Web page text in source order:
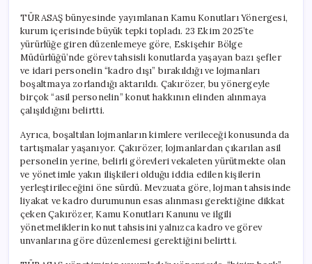
TÜRASAŞ bünyesinde yayımlanan Kamu Konutları Yönergesi,
kurum içerisinde büyük tepki topladı. 23 Ekim 2025’te
yürürlüğe giren düzenlemeye göre, Eskişehir Bölge
Müdürlüğü’nde görev tahsisli konutlarda yaşayan bazı şefler
ve idari personelin “kadro dışı” bırakıldığı ve lojmanları
boşaltmaya zorlandığı aktarıldı. Çakırözer, bu yönergeyle
birçok “asil personelin” konut hakkının elinden alınmaya
çalışıldığını belirtti.
Ayrıca, boşaltılan lojmanların kimlere verileceği konusunda da
tartışmalar yaşanıyor. Çakırözer, lojmanlardan çıkarılan asil
personelin yerine, belirli görevleri vekaleten yürütmekte olan
ve yönetimle yakın ilişkileri olduğu iddia edilen kişilerin
yerleştirileceğini öne sürdü. Mevzuata göre, lojman tahsisinde
liyakat ve kadro durumunun esas alınması gerektiğine dikkat
çeken Çakırözer, Kamu Konutları Kanunu ve ilgili
yönetmeliklerin konut tahsisini yalnızca kadro ve görev
unvanlarına göre düzenlemesi gerektiğini belirtti.